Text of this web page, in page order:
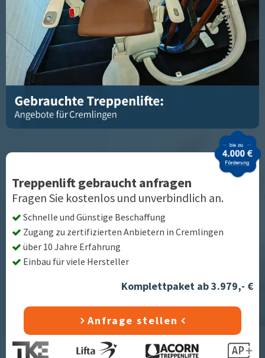
Treppenlift gebraucht anfragen
Fragen Sie kostenlos und unverbindlich an.
Schnelle und Günstige Beschaffung
Zugang zu zertifizierten Anbietern in Cremlingen
über 10 Jahre Erfahrung
Einbau für viele Hersteller
Komplettpaket ab 3.979,- €
Anfrage stellen